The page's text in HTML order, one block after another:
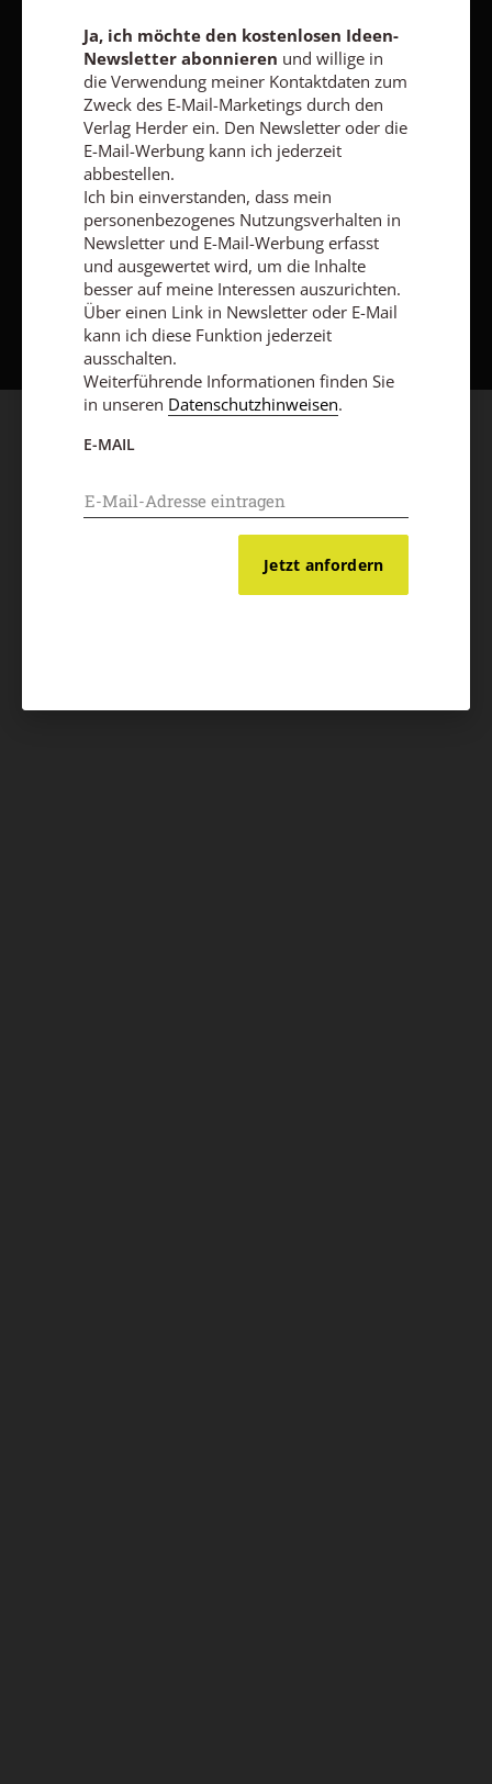
Nach oben
Ja, ich möchte den kostenlosen Ideen-
Newsletter abonnieren und willige in
die Verwendung meiner Kontaktdaten zum
Zweck des E-Mail-Marketings durch den
Verlag Herder ein. Den Newsletter oder die
E-Mail-Werbung kann ich jederzeit
abbestellen.
Ich bin einverstanden, dass mein
personenbezogenes Nutzungsverhalten in
Newsletter und E-Mail-Werbung erfasst
und ausgewertet wird, um die Inhalte
besser auf meine Interessen auszurichten.
Über einen Link in Newsletter oder E-Mail
kann ich diese Funktion jederzeit
ausschalten.
Weiterführende Informationen finden Sie
in unseren Datenschutzhinweisen.
E-MAIL
Jetzt anfordern